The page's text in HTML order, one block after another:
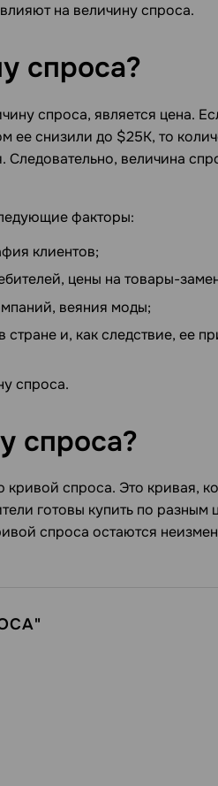
на величину спроса.
спроса?
спроса, является цена.
ее снизили до $25K, то
Следовательно, величина
факторы:
клиентов;
цены на товары-
веяния моды;
и, как следствие, ее
спроса.
спроса?
спроса. Это кривая,
готовы купить по разным
спроса остаются